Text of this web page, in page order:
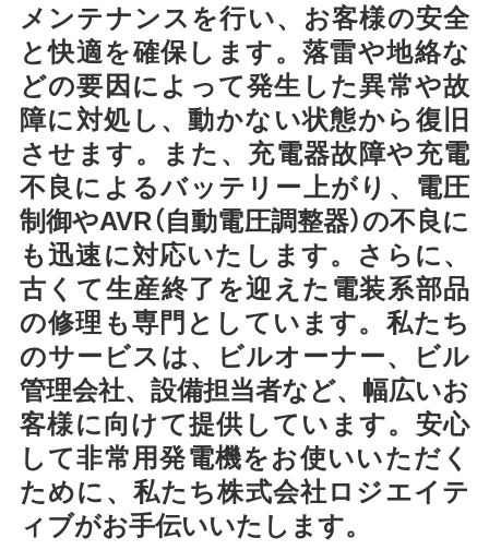
メンテナンスを行い、お客様の安全
と快適を確保します。落雷や地絡な
どの要因によって発生した異常や故
障に対処し、動かない状態から復旧
させます。また、充電器故障や充電
不良によるバッテリー上がり、電圧
制御やAVR（自動電圧調整器）の不良に
も迅速に対応いたします。さらに、
古くて生産終了を迎えた電装系部品
の修理も専門としています。私たち
のサービスは、ビルオーナー、ビル
管理会社、設備担当者など、幅広いお
客様に向けて提供しています。安心
して非常用発電機をお使いいただく
ために、私たち株式会社ロジエイテ
ィブがお手伝いいたします。